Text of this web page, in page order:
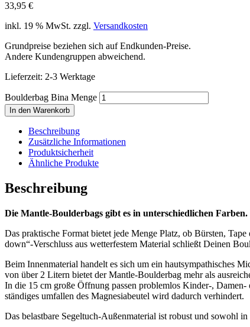
33,95 €
inkl. 19 % MwSt. zzgl. Versandkosten
Grundpreise beziehen sich auf Endkunden-Preise.
Andere Kundengruppen abweichend.
Lieferzeit: 2-3 Werktage
Boulderbag Bina Menge
In den Warenkorb
Beschreibung
Zusätzliche Informationen
Produktsicherheit
Ähnliche Produkte
Beschreibung
Die Mantle-Boulderbags gibt es in unterschiedlichen
Das praktische Format bietet jede Menge Platz, ob Bürsten,
down“-Verschluss aus wetterfestem Material schließt Deinen
Beim Innenmaterial handelt es sich um ein hautsympathisches
von über 2 Litern bietet der Mantle-Boulderbag mehr als
In die 15 cm große Öffnung passen problemlos Kinder-,
ständiges umfallen des Magnesiabeutel wird dadurch verhindert.
Das belastbare Segeltuch-Außenmaterial ist robust und sowohl